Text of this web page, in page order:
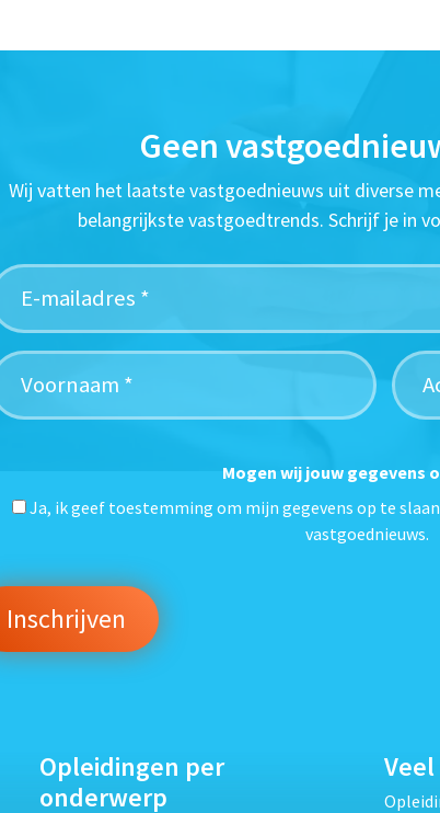
Geen
Wij vatten het laatste vastgoednieuws uit diverse
belangrijkste vastgoedtrends. Schrijf je in
Mogen wij jouw gegevens
Ja, ik geef toestemming om mijn gegevens op te
vastgoednieuws.
Opleidingen per
onderwerp